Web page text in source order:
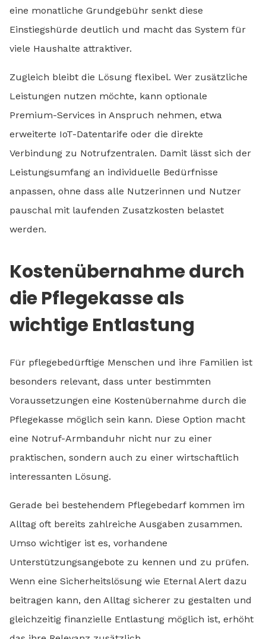
eine monatliche Grundgebühr senkt diese
Einstiegshürde deutlich und macht das System für
viele Haushalte attraktiver.
Zugleich bleibt die Lösung flexibel. Wer zusätzliche
Leistungen nutzen möchte, kann optionale
Premium-Services in Anspruch nehmen, etwa
erweiterte IoT-Datentarife oder die direkte
Verbindung zu Notrufzentralen. Damit lässt sich der
Leistungsumfang an individuelle Bedürfnisse
anpassen, ohne dass alle Nutzerinnen und Nutzer
pauschal mit laufenden Zusatzkosten belastet
werden.
Kostenübernahme durch
die Pflegekasse als
wichtige Entlastung
Für pflegebedürftige Menschen und ihre Familien ist
besonders relevant, dass unter bestimmten
Voraussetzungen eine Kostenübernahme durch die
Pflegekasse möglich sein kann. Diese Option macht
eine Notruf-Armbanduhr nicht nur zu einer
praktischen, sondern auch zu einer wirtschaftlich
interessanten Lösung.
Gerade bei bestehendem Pflegebedarf kommen im
Alltag oft bereits zahlreiche Ausgaben zusammen.
Umso wichtiger ist es, vorhandene
Unterstützungsangebote zu kennen und zu prüfen.
Wenn eine Sicherheitslösung wie Eternal Alert dazu
beitragen kann, den Alltag sicherer zu gestalten und
gleichzeitig finanzielle Entlastung möglich ist, erhöht